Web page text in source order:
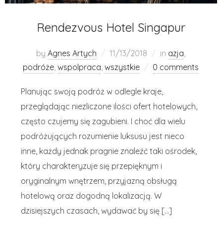
Rendezvous Hotel Singapur
byAgnes Artych 11/13/2018 in azja
podróże ,wspolpraca ,wszystkie 0 comments
Planując swoją podróż w odlegle kraje,
przeglądając niezliczone ilości ofert hotelowych,
często czujemy się zagubieni. I choć dla wielu
podróżujących rozumienie luksusu jest nieco
inne, każdy jednak pragnie znaleźć taki ośrodek,
który charakteryzuje się przepięknym i
oryginalnym wnętrzem, przyjazną obsługą
hotelową oraz dogodną lokalizacją. W
dzisiejszych czasach, wydawać by się […]